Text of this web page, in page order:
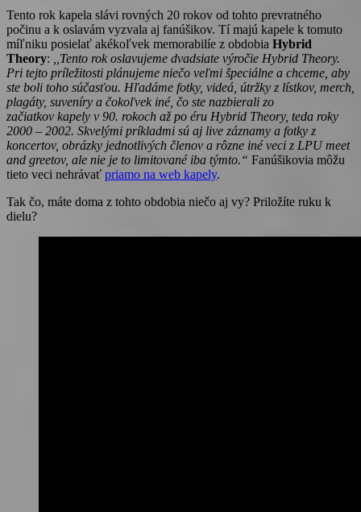
Tento rok kapela slávi rovných 20 rokov od tohto prevratného
počinu a k oslavám vyzvala aj fanúšikov. Tí majú kapele k tomuto
míľniku posielať akékoľvek memorabilíe z obdobia Hybrid
Theory:
,,Tento rok oslavujeme dvadsiate výročie Hybrid Theory.
Pri tejto príležitosti plánujeme niečo veľmi špeciálne a chceme, aby
ste boli toho súčasťou. Hľadáme fotky, videá, útržky z lístkov, merch,
plagáty, suveníry a čokoľvek iné, čo ste nazbierali zo
začiatkov kapely v 90. rokoch až po éru Hybrid Theory, teda roky
2000 – 2002. Skvelými príkladmi sú aj live záznamy a fotky z
koncertov, obrázky jednotlivých členov a rôzne iné veci z LPU meet
and greetov, ale nie je to limitované iba týmto.“ Fanúšikovia môžu
tieto veci nehrávať priamo na web kapely.
Tak čo, máte doma z tohto obdobia niečo aj vy? Priložíte ruku k
dielu?